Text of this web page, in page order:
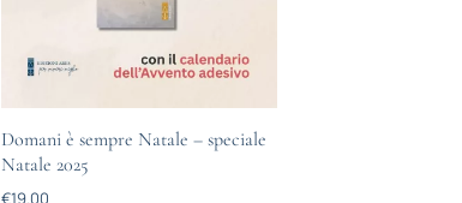
Domani è sempre Natale – speciale
Natale 2025
€19.00